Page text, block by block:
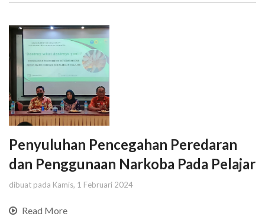
Penyuluhan Pencegahan Peredaran
dan Penggunaan Narkoba Pada Pelajar
dibuat pada Kamis, 1 Februari 2024
Read More